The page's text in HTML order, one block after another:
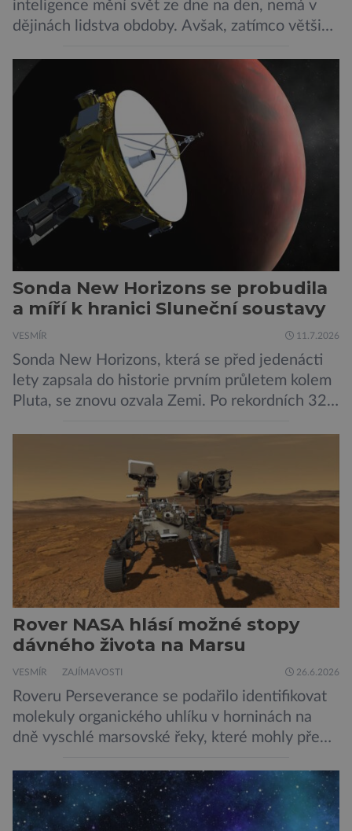
inteligence mění svět ze dne na den, nemá v
dějinách lidstva obdoby. Avšak, zatímco většina
generování obrázků nebo automatizaci práce,
bezpečnostní experti upozorňují na mnohem
méně nápadné riziko. Podle některých
odborníků by už během příštích dvou let mohly
pokročilé systémy AI výrazně usnadnit
kybernetické útoky […]
Sonda New Horizons se probudila
a míří k hranici Sluneční soustavy
VESMÍR 11.7.2026
Sonda New Horizons, která se před jedenácti
lety zapsala do historie prvním průletem kolem
Pluta, se znovu ozvala Zemi. Po rekordních 321
podle NASA je ve výtečném stavu. Nyní ji čeká
další etapa její mise, jejíž ambicí je přinést
dosud nejpodrobnější […]
Rover NASA hlásí možné stopy
dávného života na Marsu
VESMÍR ZAJÍMAVOSTI 26.6.2026
Roveru Perseverance se podařilo identifikovat
molekuly organického uhlíku v horninách na
dně vyschlé marsovské řeky, které mohly před
Svědčí snad o dávném životě na planetě?
Měření provedená přístrojem Sherloc,
umístěném na roveru Perseverance,